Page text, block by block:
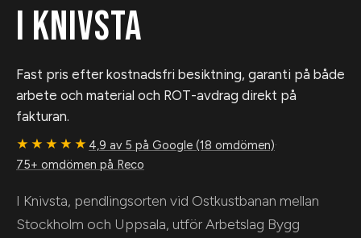
I KNIVSTA
Fast pris efter kostnadsfri besiktning, garanti på både
arbete och material och ROT-avdrag direkt på
fakturan.
★★★★★ 4,9 av 5 på Google (18 omdömen)·
75+ omdömen på Reco
I Knivsta, pendlingsorten vid Ostkustbanan mellan
Stockholm och Uppsala, utför Arbetslag Bygg